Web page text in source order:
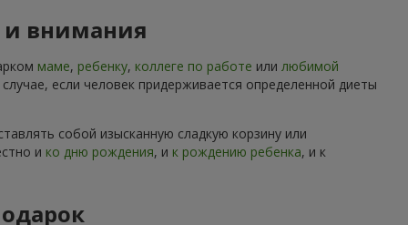
и внимания
маме, ребенку, коллеге по работе или любимой
если человек придерживается определенной диеты
собой изысканную сладкую корзину или
и ко дню рождения, и к рождению ребенка, и к